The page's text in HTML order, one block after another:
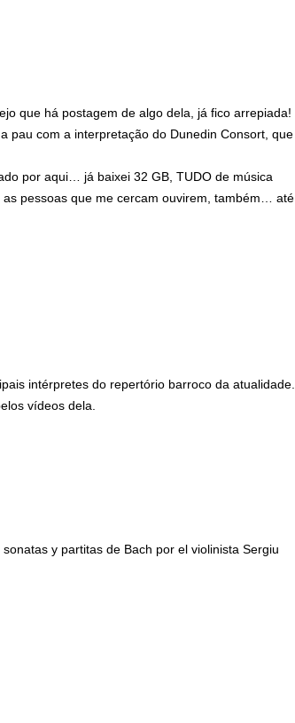
que há postagem de algo dela, já fico arrepiada!
pau com a interpretação do Dunedin Consort, que
por aqui… já baixei 32 GB, TUDO de música
pessoas que me cercam ouvirem, também… até
intérpretes do repertório barroco da atualidade.
vídeos dela.
y partitas de Bach por el violinista Sergiu